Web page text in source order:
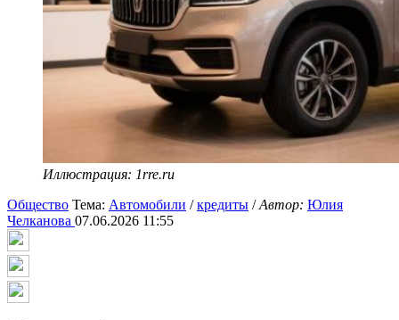
Иллюстрация: 1rre.ru
Общество Тема: Автомобили /кредиты /Автор: Юлия
Челканова 07.06.2026 11:55